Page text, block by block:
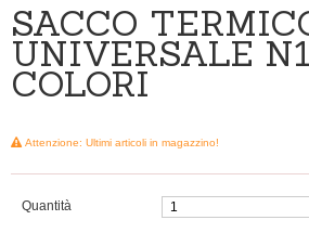
SACCO
UNIVERSALE
COLORI
Attenzione: Ultimi articoli in magazzino!
Quantità